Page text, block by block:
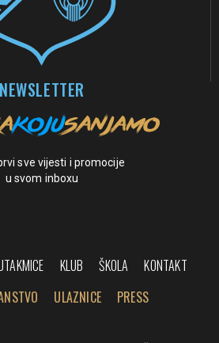
NEWSLETTER
sve vijesti i promocije
u svom inboxu
KLUB ŠKOLA
KONTAKT
ULAZNICE PRESS